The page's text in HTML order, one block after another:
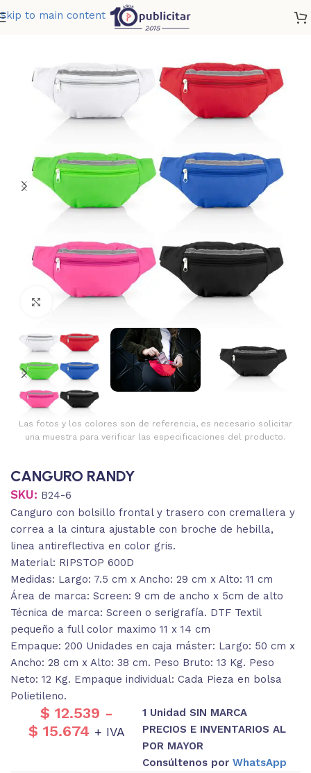
Skip to main content
CANGURO RANDY
Clic para ampliar
Las fotos y los colores son de referencia, es necesario solicitar
una muestra para verificar las especificaciones del producto.
CANGURO RANDY
SKU: B24-6
Canguro con bolsillo frontal y trasero con cremallera y
correa a la cintura ajustable con broche de hebilla,
linea antireflectiva en color gris.
Material: RIPSTOP 600D
Medidas: Largo: 7.5 cm x Ancho: 29 cm x Alto: 11 cm
Área de marca: Screen: 9 cm de ancho x 5cm de alto
Técnica de marca: Screen o serigrafía. DTF Textil
pequeño a full color maximo 11 x 14 cm
Empaque: 200 Unidades en caja máster: Largo: 50 cm x
Ancho: 28 cm x Alto: 38 cm. Peso Bruto: 13 Kg. Peso
Neto: 12 Kg. Empaque individual: Cada Pieza en bolsa
Polietileno.
$ 12.539 -
$ 15.674 + IVA
1 Unidad SIN MARCA
PRECIOS E INVENTARIOS AL
POR MAYOR
Consúltenos porWhatsApp